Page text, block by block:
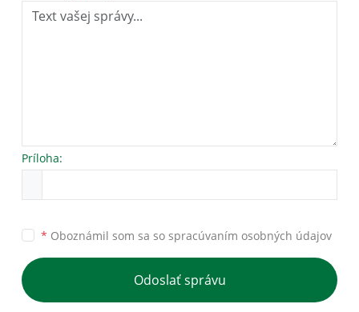
Príloha:
* Oboznámil som sa so spracúvaním osobných údajov
Odoslať správu